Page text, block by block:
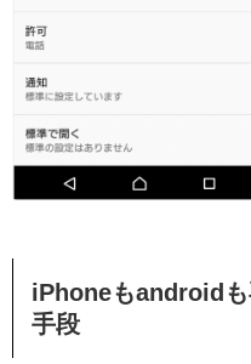
iPhoneもandroid
手段